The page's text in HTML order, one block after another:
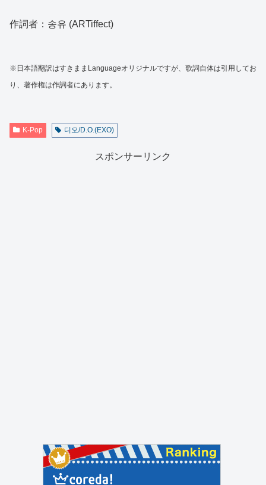
作詞者：송유 (ARTiffect)
※日本語翻訳はすきままLanguageオリジナルですが、歌詞自体は引用してお
り、著作権は作詞者にあります。
K-Pop 디오/D.O.(EXO)
スポンサーリンク